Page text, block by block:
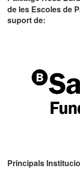
de les Escoles de
suport de:
Principals